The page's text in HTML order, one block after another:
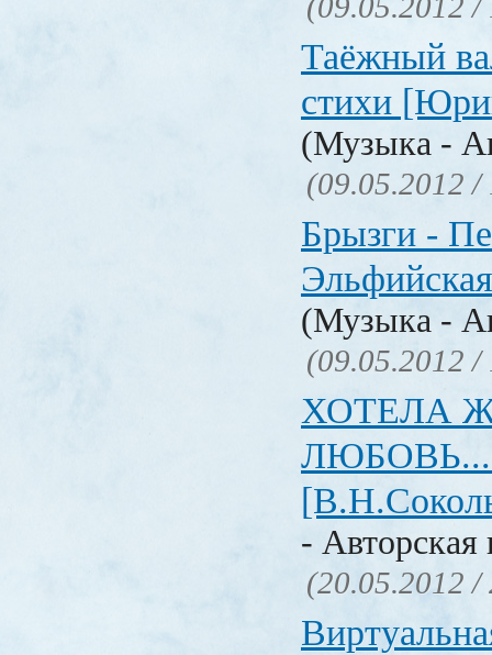
Таёжный
стихи
(Музыка -
(09.05.2012 /
Брызги -
(Музыка -
(09.05.2012 /
ХОТЕЛА
ЛЮБОВЬ...
- Авторская
(20.05.2012 /